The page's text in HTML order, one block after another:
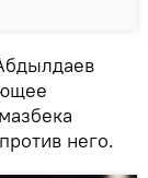
него.